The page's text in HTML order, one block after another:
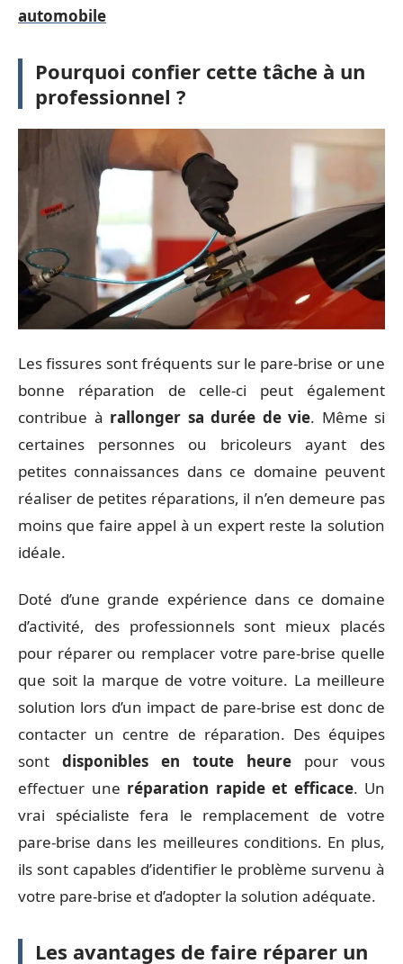
automobile
Pourquoi confier cette tâche à un
professionnel ?
Les fissures sont fréquents sur le pare-brise or une
bonne réparation de celle-ci peut également
contribue à rallonger sa durée de vie. Même si
certaines personnes ou bricoleurs ayant des
petites connaissances dans ce domaine peuvent
réaliser de petites réparations, il n’en demeure pas
moins que faire appel à un expert reste la solution
idéale.
Doté d’une grande expérience dans ce domaine
d’activité, des professionnels sont mieux placés
pour réparer ou remplacer votre pare-brise quelle
que soit la marque de votre voiture. La meilleure
solution lors d’un impact de pare-brise est donc de
contacter un centre de réparation. Des équipes
sont disponibles en toute heure pour vous
effectuer une réparation rapide et efficace. Un
vrai spécialiste fera le remplacement de votre
pare-brise dans les meilleures conditions. En plus,
ils sont capables d’identifier le problème survenu à
votre pare-brise et d’adopter la solution adéquate.
Les avantages de faire réparer un